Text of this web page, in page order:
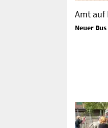
Amt auf
Neuer